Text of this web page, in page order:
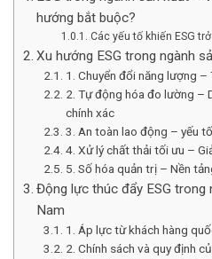
hướng bắt buộc?
Các yếu tố khiến ESG
Xu hướng ESG trong ngành
1. Chuyển đổi năng lượng
2. Tự động hóa đo lường –
chính xác
3. An toàn lao động – yếu
4. Xử lý chất thải tối ưu –
5. Số hóa quản trị – Nền
Động lực thúc đẩy ESG trong
Nam
1. Áp lực từ khách hàng
2. Chính sách và quy định